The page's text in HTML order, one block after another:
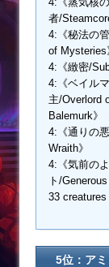
者/
4:《秘法の
of Mysteries
4:《緻密/
4:《ベイル
主/Overlord
Balemurk》
4:《通りの
Wraith》
4:《気前の
ト/Generous
33 creatures
5位：ア